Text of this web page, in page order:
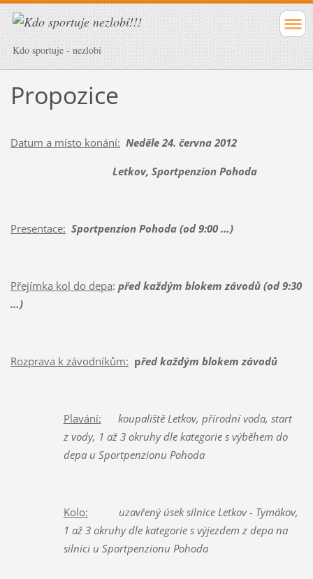
Kdo sportuje - nezlobí
Propozice
Datum a místo konání: Neděle 24. června 2012
Letkov, Sportpenzion Pohoda
Presentace: Sportpenzion Pohoda (od 9:00 …)
Přejímka kol do depa: před každým blokem závodů (od 9:30
…)
Rozprava k závodníkům: předkaždým blokem závodů
Plavání:
koupaliště Letkov, přírodní voda, start
z vody, 1 až 3 okruhy dle kategorie s výběhem do
depa u Sportpenzionu Pohoda
Kolo:
uzavřený úsek silnice Letkov - Tymákov,
1 až 3 okruhy dle kategorie s výjezdem z depa na
silnici u Sportpenzionu Pohoda